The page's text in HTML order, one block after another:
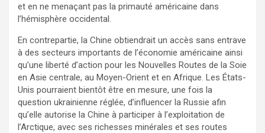
et en ne menaçant pas la primauté américaine dans
l’hémisphère occidental.
En contrepartie, la Chine obtiendrait un accès sans entrave
à des secteurs importants de l’économie américaine ainsi
qu’une liberté d’action pour les Nouvelles Routes de la Soie
en Asie centrale, au Moyen-Orient et en Afrique. Les États-
Unis pourraient bientôt être en mesure, une fois la
question ukrainienne réglée, d’influencer la Russie afin
qu’elle autorise la Chine à participer à l’exploitation de
l’Arctique, avec ses richesses minérales et ses routes